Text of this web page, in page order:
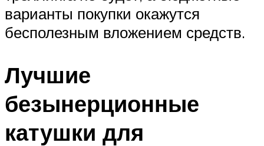
варианты покупки окажутся
бесполезным вложением средств.
Лучшие
безынерционные
катушки для